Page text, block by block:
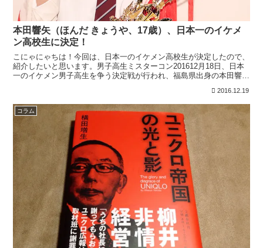
本田響矢（ほんだ きょうや、17歳）、日本一のイケメ
ン高校生に決定！
こにゃにゃちは！今回は、日本一のイケメン高校生が決定したので、
紹介したいと思います。男子高生ミスターコン201612月18日、日本
一のイケメン男子高生を争う決定戦が行われ、福島県出身の本田響矢
2016.12.19
コラム